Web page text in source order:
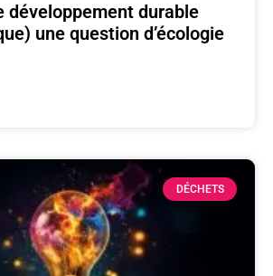
développement durable
une question d’écologie
DÉCHETS